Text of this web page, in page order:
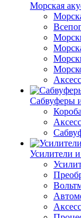
Морская
Сабвуферы
Усилители